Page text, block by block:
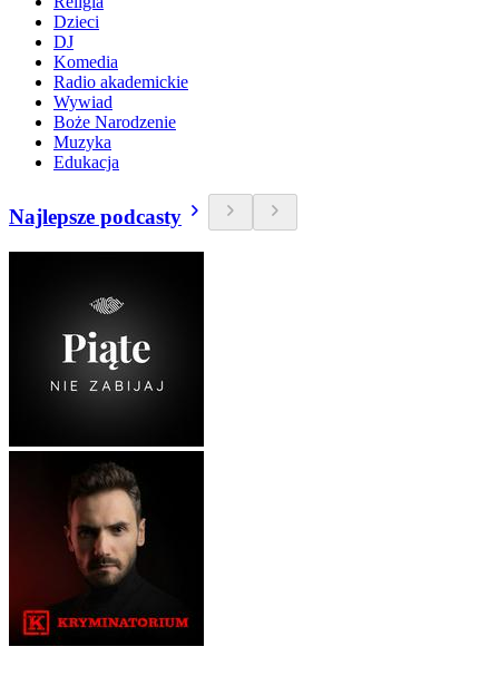
Dzieci
DJ
Komedia
Radio akademickie
Wywiad
Boże Narodzenie
Muzyka
Edukacja
Najlepsze podcasty